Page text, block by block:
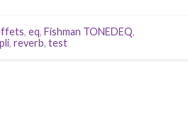
, eq, Fishman TONEDEQ,
, reverb, test